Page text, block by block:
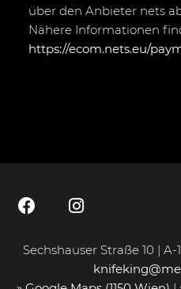
über den Anbieter nets
Nähere Informationen
https://ecom.nets.eu/
Sechshauser Straße 10 | A-